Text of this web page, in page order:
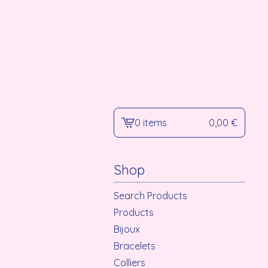
View
0 items 0,00 €
Shop
Search Products
Products
Bijoux
Bracelets
Colliers